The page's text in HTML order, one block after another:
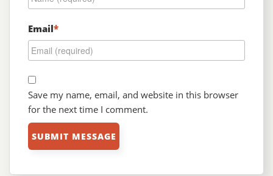
Email*
Save my name, email, and website in this browser
for the next time I comment.